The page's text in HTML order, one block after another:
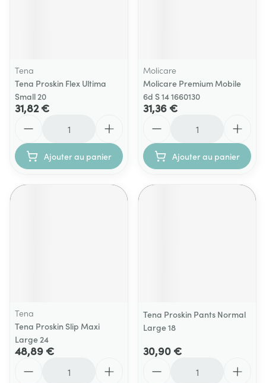
Tena
Tena Proskin Flex Ultima
Small 20
31,82 €
Ajouter au panier
Molicare
Molicare Premium Mobile
6d S 14 1660130
31,36 €
Ajouter au panier
Tena
Tena Proskin Slip Maxi
Large 24
48,89 €
Tena Proskin Pants Normal
Large 18
30,90 €